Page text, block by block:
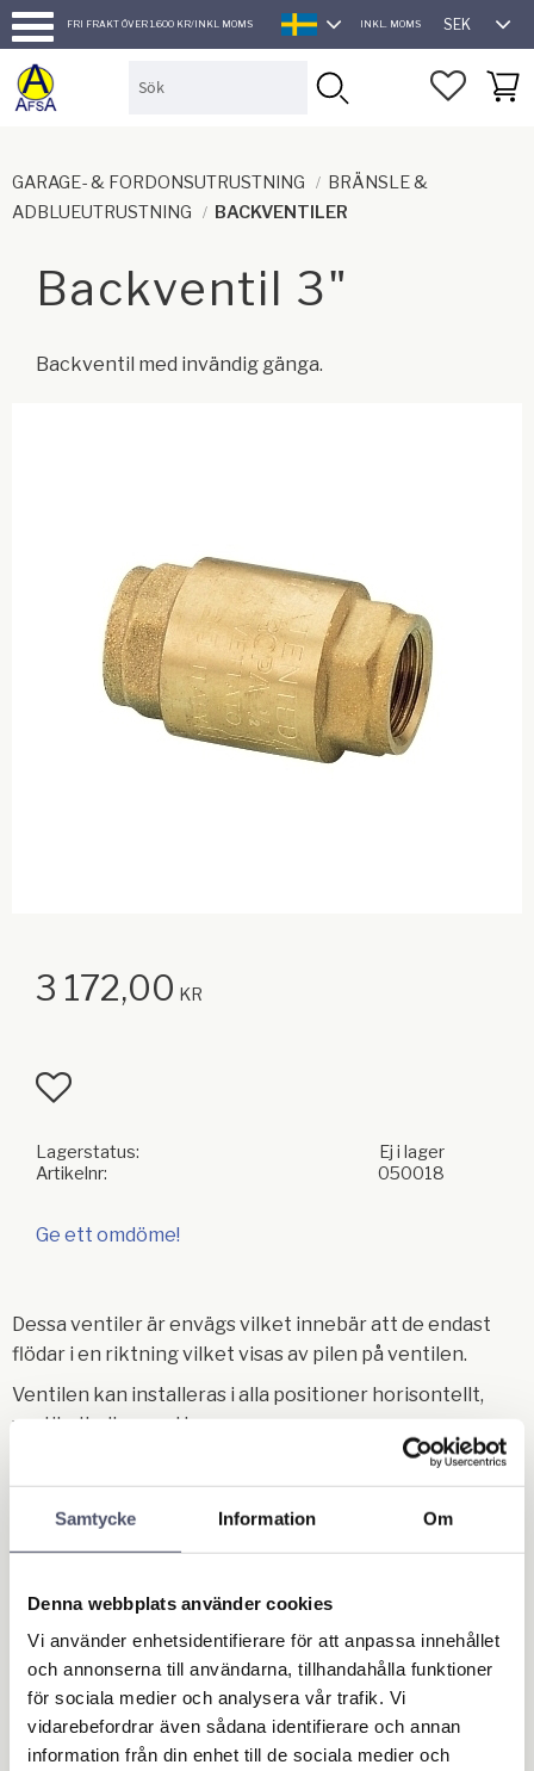
Samtycke Information Om
Denna webbplats använder cookies
Vi använder enhetsidentifierare för att anpassa innehållet
och annonserna till användarna, tillhandahålla funktioner
för sociala medier och analysera vår trafik. Vi
vidarebefordrar även sådana identifierare och annan
information från din enhet till de sociala medier och
Meny
FRI FRAKT ÖVER 1.600 KR/INKL MOMS
SVENSKA
INKL. MOMS SEK
GARAGE- & FORDONSUTRUSTNING
BRÄNSLE &
ADBLUEUTRUSTNING
BACKVENTILER
Backventil 3"
Backventil med invändig gänga.
3 172,00 KR
Lägg till i favoriter
Lagerstatus
Ej i lager
Artikelnr
050018
Ge ett omdöme!
Dessa ventiler är envägs vilket innebär att de endast
flödar i en riktning vilket visas av pilen på ventilen.
Ventilen kan installeras i alla positioner horisontellt,
vertikalt eller snett.
Dim.: G3"
Nom.: G80
Fjäder: Rostfritt stål
Packning: NBR
Max arb tryck: PN 12 (12 bar)
Max arb temp: 100°C